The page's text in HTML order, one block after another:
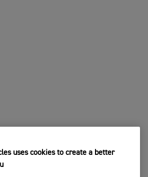
uses cookies to create a better